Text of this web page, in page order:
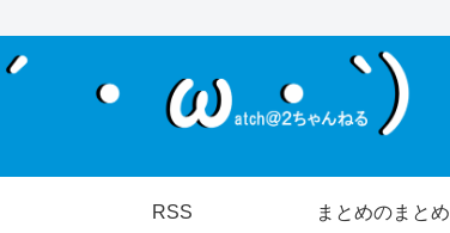
RSS まとめのまとめ